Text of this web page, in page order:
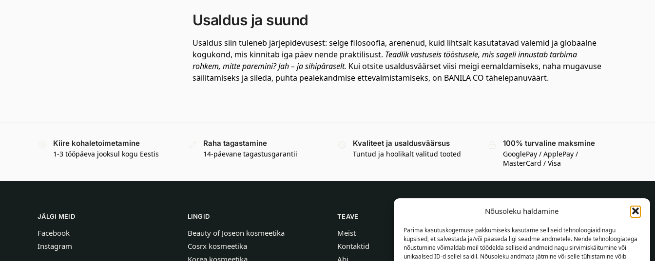
Nõusoleku haldamine
Parima kasutuskogemuse pakkumiseks kasutame selliseid tehnoloogiaid nagu
küpsised, et salvestada ja/või pääseda ligi seadme andmetele. Nende tehnoloogiatega
nõustumine võimaldab meil töödelda selliseid andmeid nagu sirvimiskäitumine või
unikaalsed ID-d sellel saidil. Nõusoleku andmata jätmine või selle tühistamine võib
Usaldus ja suund
Usaldus siin tuleneb järjepidevusest: selge filosoofia, arenenud, kuid lihtsalt kasutatavad valemid ja globaalne
kogukond, mis kinnitab iga päev nende praktilisust. Teadlik vastuseis tööstusele, mis sageli innustab tarbima
rohkem, mitte paremini? Jah – ja sihipäraselt. Kui otsite usaldusväärset viisi meigi eemaldamiseks, naha mugavuse
säilitamiseks ja sileda, puhta pealekandmise ettevalmistamiseks, on BANILA CO tähelepanuväärt.
Kiire kohaletoimetamine
1-3 tööpäeva jooksul kogu Eestis
Raha tagastamine
14-päevane tagastusgarantii
Kvaliteet ja usaldusväärsus
Tuntud ja hoolikalt valitud tooted
100% turvaline maksmine
GooglePay / ApplePay /
MasterCard / Visa
JÄLGI MEID
Facebook
Instagram
LINGID
Beauty of Joseon kosmeetika
Cosrx kosmeetika
Korea kosmeetika
TEAVE
Meist
Kontaktid
Abi
TEAVE OSTJALE
Tarnetingimused
Tingimused
Privaatsuspoliitika